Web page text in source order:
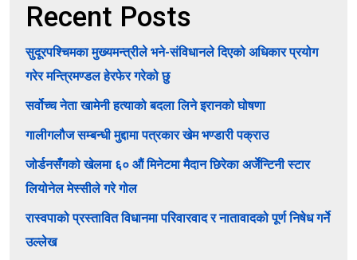
Recent Posts
सुदूरपश्चिमका मुख्यमन्त्रीले भने-संविधानले दिएको अधिकार प्रयोग
गरेर मन्त्रिमण्डल हेरफेर गरेको छु
सर्वोच्च नेता खामेनी हत्याको बदला लिने इरानको घोषणा
गालीगलौज सम्बन्धी मुद्दामा पत्रकार खेम भण्डारी पक्राउ
जोर्डनसँगको खेलमा ६० औं मिनेटमा मैदान छिरेका अर्जेन्टिनी स्टार
लियोनेल मेस्सीले गरे गोल
रास्वपाको प्रस्तावित विधानमा परिवारवाद र नातावादको पूर्ण निषेध गर्ने
उल्लेख